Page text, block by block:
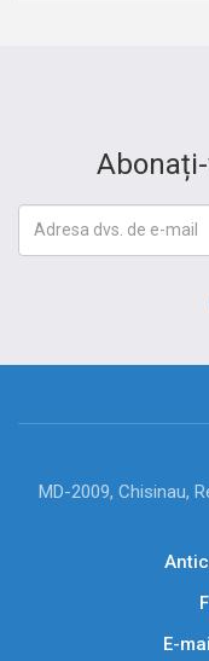
MD-2009, Chisinau,
E-